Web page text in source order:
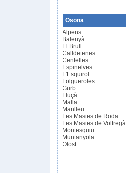
Osona
Alpens
Balenyà
El Brull
Calldetenes
Centelles
Espinelves
L'Esquirol
Folgueroles
Gurb
Lluçà
Malla
Manlleu
Les Masies de Roda
Les Masies de Voltregà
Montesquiu
Muntanyola
Olost